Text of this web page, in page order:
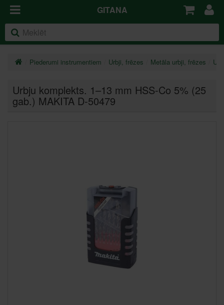
GITANA
Piederumi instrumentiem Urbji, frēzes Metāla urbji, frēzes
Urbju komplekts. 1–13 mm HSS-Co 5% (25
gab.) MAKITA D-50479